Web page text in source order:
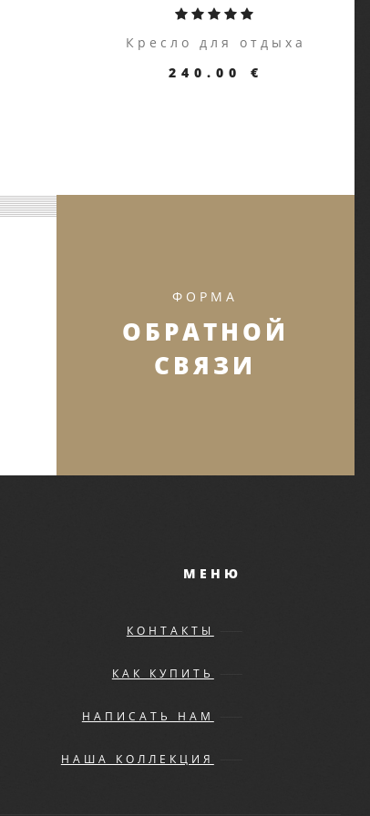
Кресло для отдыха
240.00 €
ФОРМА
ОБРАТНОЙ
СВЯЗИ
МЕНЮ
КОНТАКТЫ
КАК КУПИТЬ
НАПИСАТЬ НАМ
НАША КОЛЛЕКЦИЯ